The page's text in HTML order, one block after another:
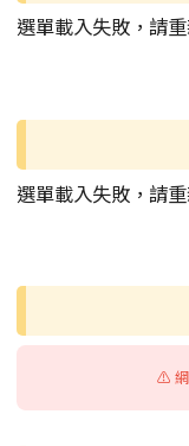
選單載入失敗，請
選單載入失敗，請
⚠️ 網